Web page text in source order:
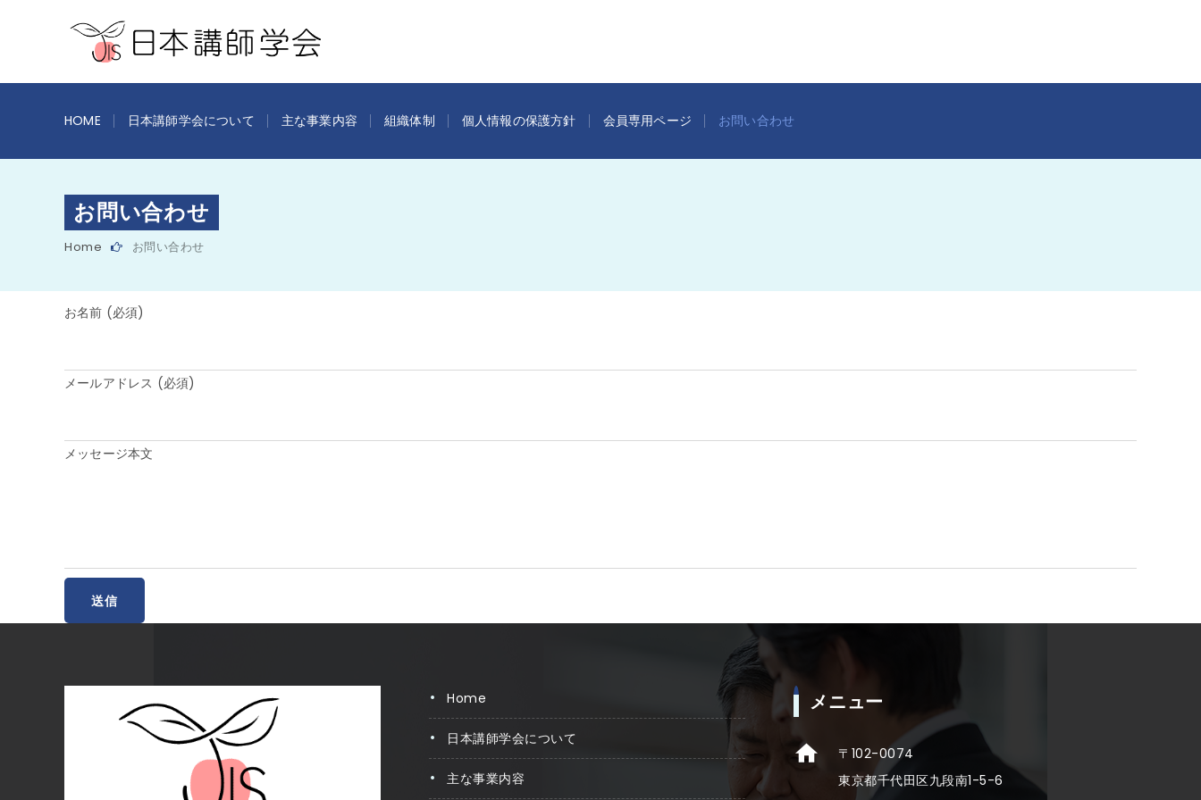
HOME 日本講師学会について 主な事業内容 組織体制 個人情報の保護方針 会員専用ページ お問い合わせ
お問い合わせ
Home お問い合わせ
お名前 (必須)
メールアドレス (必須)
メッセージ本文
home
日本講師学会について
主な事業内容
メニュー
〒102-0074
東京都千代田区九段南1-5-6